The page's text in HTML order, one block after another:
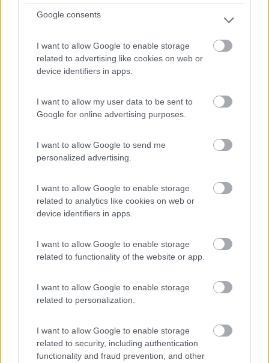
Google consents
I want to allow Google to enable storage
related to advertising like cookies on web or
device identifiers in apps.
I want to allow my user data to be sent to
Google for online advertising purposes.
I want to allow Google to send me
personalized advertising.
I want to allow Google to enable storage
related to analytics like cookies on web or
device identifiers in apps.
I want to allow Google to enable storage
related to functionality of the website or app.
I want to allow Google to enable storage
related to personalization.
I want to allow Google to enable storage
related to security, including authentication
functionality and fraud prevention, and other
Località Abbatoggia
Villaggio & Camping Isola dei Gabbiani
Servizi / Posizione
Palau (SS) - 14.7km
Loc. Porto Pollo